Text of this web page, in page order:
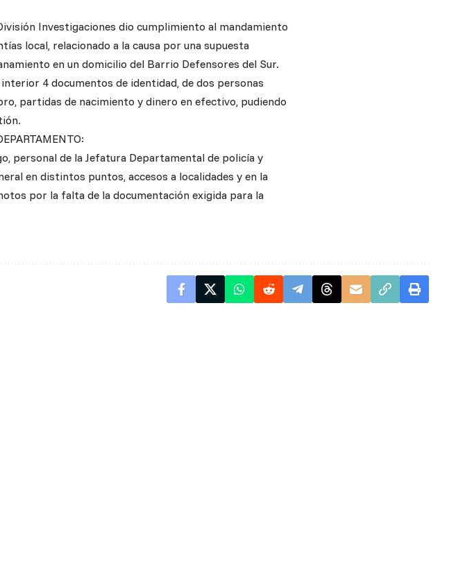
Investigaciones dio cumplimiento al mandamiento
local, relacionado a la causa por una supuesta
en un domicilio del Barrio Defensores del Sur.
4 documentos de identidad, de dos personas
partidas de nacimiento y dinero en efectivo, pudiendo
personal de la Jefatura Departamental de policía y
en distintos puntos, accesos a localidades y en la
por la falta de la documentación exigida para la